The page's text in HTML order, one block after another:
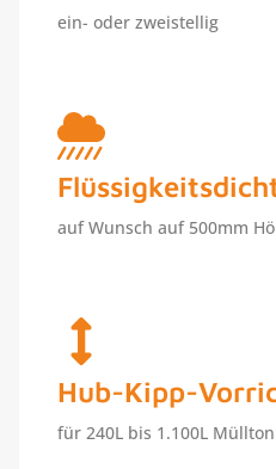
ein- oder zweistellig
auf Wunsch auf 500mm
Hub-Kipp-
für 240L bis 1.100L